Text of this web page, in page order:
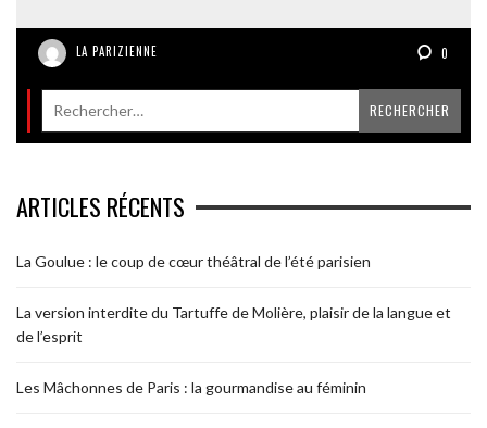
LA PARIZIENNE 0
ARTICLES RÉCENTS
La Goulue : le coup de cœur théâtral de l’été parisien
La version interdite du Tartuffe de Molière, plaisir de la langue et
de l’esprit
Les Mâchonnes de Paris : la gourmandise au féminin